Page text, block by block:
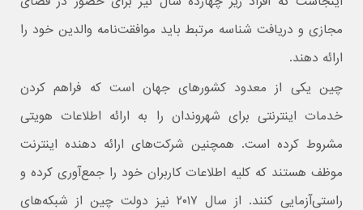
مجازی و دریافت شناسه مرتبط باید موافقت‌نامه والدین خود را
ارائه دهند.
چین یکی از معدود کشورهای جهان است که فراهم کردن
خدمات اینترنتی برای شهروندان را به ارائه اطلاعات هویتی
مشروط کرده است. همچنین شرکت‌های ارائه دهنده اینترنت
موظف هستند که کلیه اطلاعات کاربران خود را جمع‌آوری کرده و
راستی‌آزمایی کنند. از سال ۲۰۱۷ نیز دولت چین از شبکه‌های